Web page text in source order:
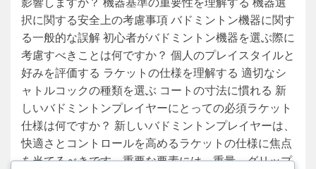
影響しますか？ 機器基準の重要性を理解する 機器選
択に関する安全上の考慮事項 バドミントン機器に関す
る一般的な誤解 初心者がバドミントン機器を選ぶ際に
考慮すべきことは何ですか？ 個人のプレイスタイルと
好みを評価する ラケットの仕様を理解する 適切なシ
ャトルコックの種類を選ぶ コートの寸法に慣れる 新
しいバドミントンプレイヤーにとっての必須ラケット
仕様は何ですか？ 新しいバドミントンプレイヤーは、
快適さとコントロールを高めるラケットの仕様に焦点
を当てるべきです。重要な要素には、重量、グリップ